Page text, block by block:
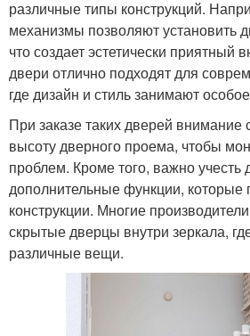
различные типы конструкций.
механизмы позволяют установить
что создает эстетически приятный
двери отлично подходят для
где дизайн и стиль занимают
При заказе таких дверей внимание
высоту дверного проема, чтобы
проблем. Кроме того, важно учесть
дополнительные функции, которые
конструкции. Многие
скрытые дверцы внутри зеркала,
различные вещи.